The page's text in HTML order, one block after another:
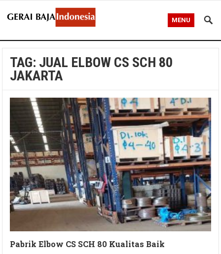
MENU
TAG: JUAL ELBOW CS SCH 80
JAKARTA
Pabrik Elbow CS SCH 80 Kualitas Baik